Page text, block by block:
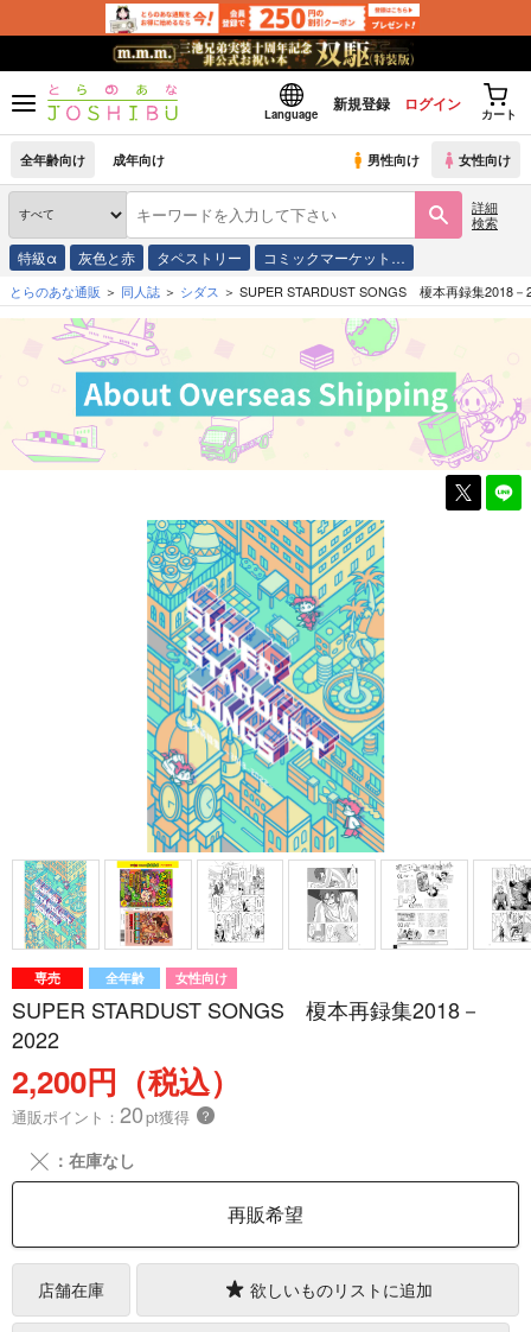
Language
新規登録 ログイン
カート
全年齢向け 成年向け 男性向け 女性向け
詳細
検索
特級α 灰色と赤 タペストリー コミックマーケット…
とらのあな通販 同人誌 シダス SUPER STARDUST SONGS 榎本再録集2018－
専売 全年齢 女性向け
SUPER STARDUST SONGS 榎本再録集2018－
2022
2,200円（税込）
通販ポイント： 20pt獲得 ？
╳ ：在庫なし
再販希望
店舗在庫 欲しいものリストに追加